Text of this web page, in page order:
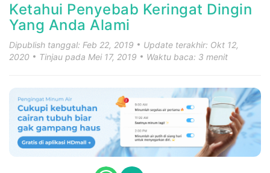
Ketahui Penyebab Keringat Dingin
Yang Anda Alami
Dipublish tanggal: Feb 22, 2019
Update terakhir: Okt 12,
2020
Tinjau pada Mei 17, 2019 Waktu baca: 3 menit